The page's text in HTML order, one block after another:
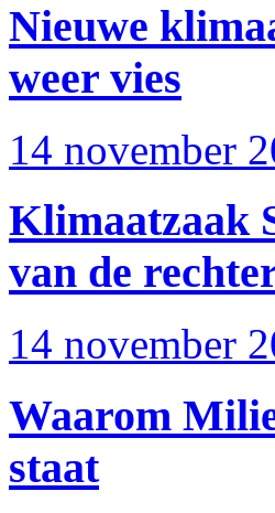
Nieuwe
weer vies
14 november
Klimaatzaak
van de
14 november
Waarom
staat